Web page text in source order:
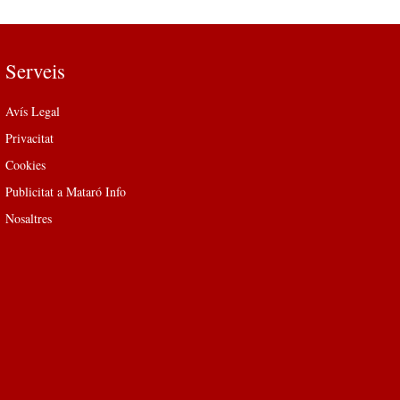
Serveis
Avís Legal
Privacitat
Cookies
Publicitat a Mataró Info
Nosaltres